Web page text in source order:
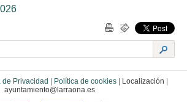
de Privacidad Política de cookies Localización
ayuntamiento@larraona.es